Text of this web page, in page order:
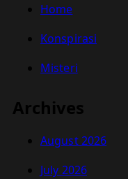
Home
Konspirasi
Misteri
Archives
August 2026
July 2026